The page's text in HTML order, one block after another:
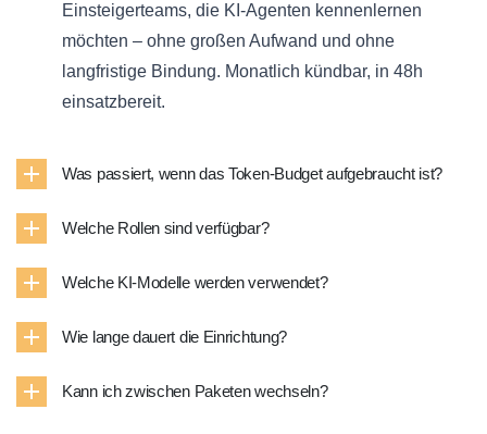
Einsteigerteams, die KI-Agenten kennenlernen
möchten – ohne großen Aufwand und ohne
langfristige Bindung. Monatlich kündbar, in 48h
einsatzbereit.
Was passiert, wenn das Token-Budget aufgebraucht ist?
Welche Rollen sind verfügbar?
Welche KI-Modelle werden verwendet?
Wie lange dauert die Einrichtung?
Kann ich zwischen Paketen wechseln?